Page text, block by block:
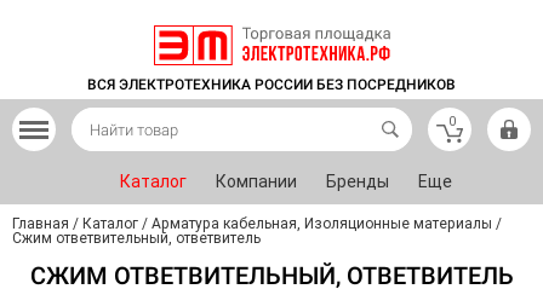
ВСЯ ЭЛЕКТРОТЕХНИКА РОССИИ БЕЗ ПОСРЕДНИКОВ
0
Каталог Компании Бренды Еще
Главная / Каталог / Арматура кабельная, Изоляционные материалы /
Сжим ответвительный, ответвитель
СЖИМ ОТВЕТВИТЕЛЬНЫЙ, ОТВЕТВИТЕЛЬ